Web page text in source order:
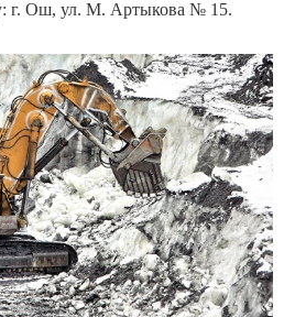
и сооружений
действующих Нормативно-
нормативных документов в строительстве.
г. Ош, ул. М. Артыкова № 15.